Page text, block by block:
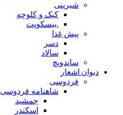
شیرینی
کیک و کلوچه
.بیسکویت
پیش غذا
دسر
سالاد
ساندویچ
دیوان اشعار
فردوسی
شاهنامه فردوسی
جمشید
اسکندر